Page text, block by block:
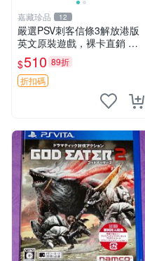
嘉藏珍品 12
嚴選PSV刺客信條3解放港版
英文原裝遊戲，裸卡直銷 刺
客信條3 游戲 港版游戲
$510 89折
折扣碼